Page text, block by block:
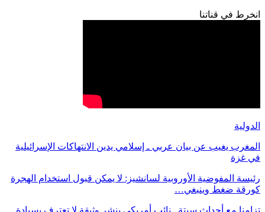
انخرط في قناتنا
الدولية
المغرب يغيب عن بيان عربي ـ إسلامي يدين الانتهاكات الإسرائيلية
في غزة
رئيسة المفوضية الأوروبية لسانشيز: لا يمكن قبول استخدام الهجرة
كورقة ضغط وينبغي…